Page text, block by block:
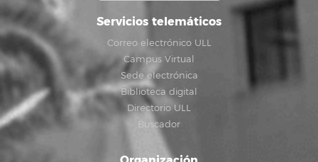
Servicios telemáticos
Correo electrónico ULL
Campus Virtual
Sede electrónica
Biblioteca digital
Directorio ULL
Buscador